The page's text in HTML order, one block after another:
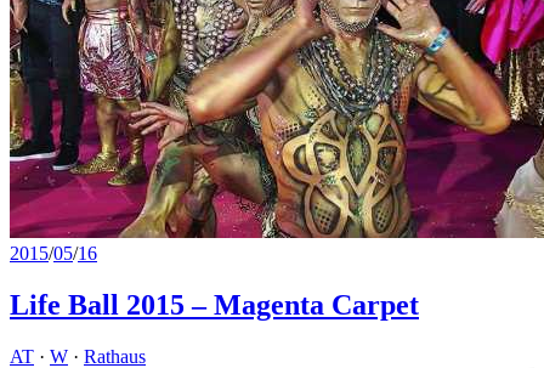
2015/05/16
Life Ball 2015 – Magenta Carpet
AT · W · Rathaus